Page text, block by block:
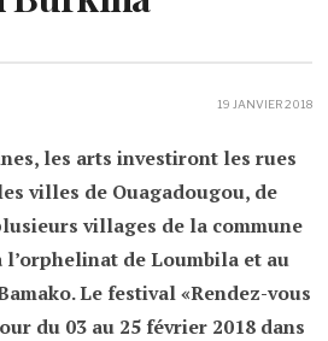
19 JANVIER 2018
les arts investiront les rues
villes de Ouagadougou, de
villages de la commune
de Loumbila et au
Le festival «Rendez-vous
du 03 au 25 février 2018 dans